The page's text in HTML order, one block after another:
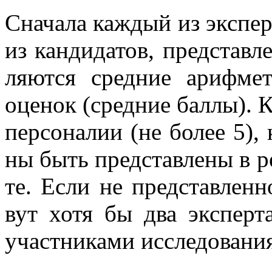
Сна­ча­ла каж­дый из
из кан­ди­да­тов,
ля­ют­ся сред­ние
оце­нок (сред­ние бал­лы).
пер­со­на­лии (не бо­лее
ны быть пред­став­ле­ны в
те. Если не
вут хотя бы два
участ­ни­ка­ми